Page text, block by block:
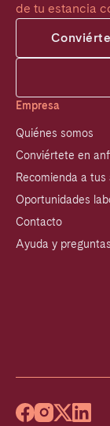
de tu estancia
Empresa
Quiénes somos
Conviértete en
Recomienda a tus
Oportunidades
Contacto
Ayuda y